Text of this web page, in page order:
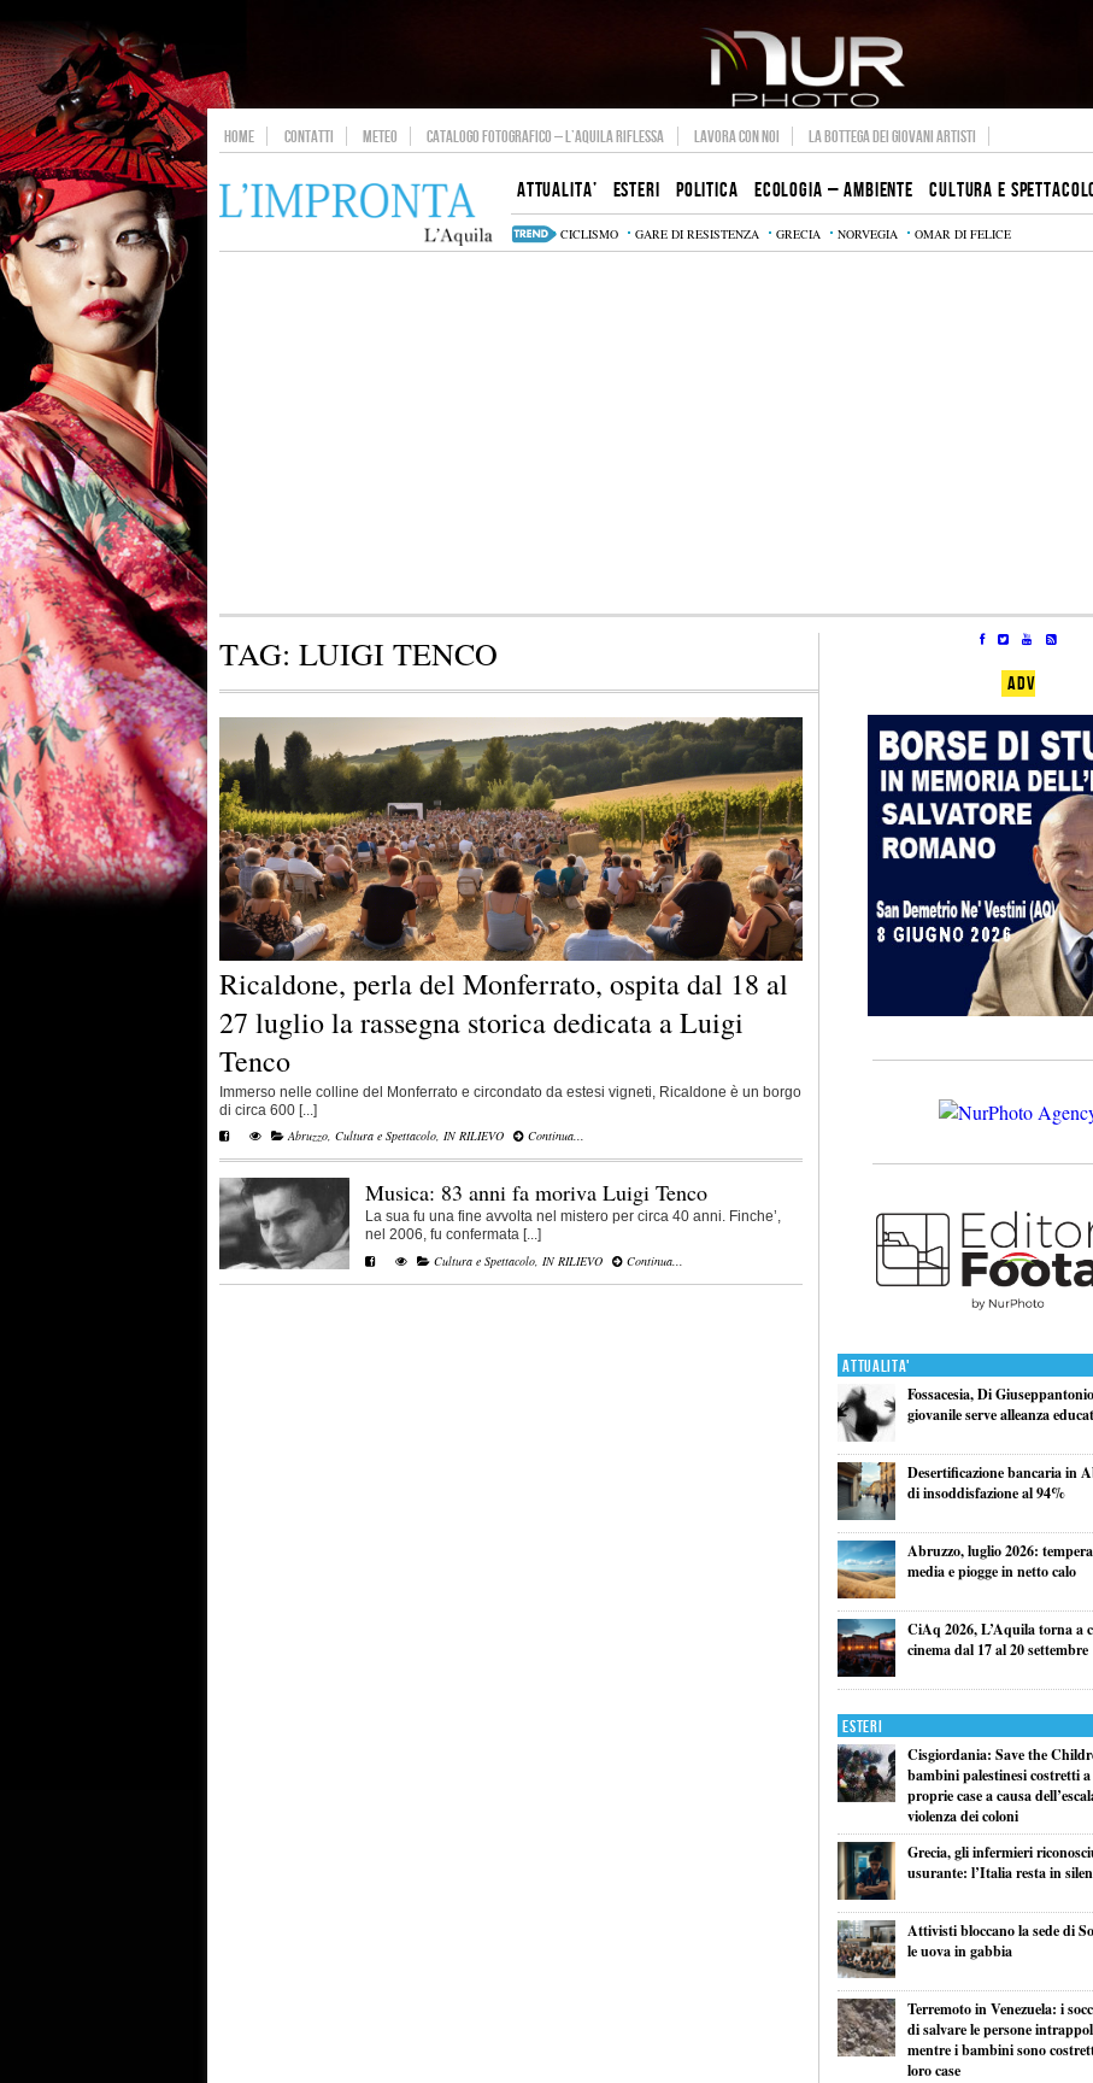
HOME CONTATTI METEO CATALOGO FOTOGRAFICO – L’AQUILA RIFLESSA LAVORA CON NOI LA BOTTEGA DEI GIOVANI ARTISTI
ATTUALITA’ ESTERI POLITICA ECOLOGIA – AMBIENTE CULTURA E
CICLISMO GARE DI RESISTENZA GRECIA NORVEGIA OMAR DI FELICE
TAG: LUIGI TENCO
Ricaldone, perla del Monferrato, ospita dal 18 al
27 luglio la rassegna storica dedicata a Luigi
Tenco
Immerso nelle colline del Monferrato e circondato da estesi vigneti, Ricaldone è un borgo
di circa 600 [...]
Abruzzo Cultura e Spettacolo IN RILIEVO Continua...
Musica: 83 anni fa moriva Luigi Tenco
La sua fu una fine avvolta nel mistero per circa 40 anni. Finche’,
nel 2006, fu confermata [...]
Cultura e Spettacolo IN RILIEVO Continua...
ADV
Attualita'
Fossacesia, Di
giovanile serve alleanza
Desertificazione bancaria in
di insoddisfazione al 94%
Abruzzo, luglio 2026:
media e piogge in netto calo
CiAq 2026, L’Aquila torna a
cinema dal 17 al 20 settembre
Esteri
Cisgiordania: Save the
bambini palestinesi costretti a
proprie case a causa
violenza dei coloni
Grecia, gli infermieri
usurante: l’Italia resta in
Attivisti bloccano la sede di
le uova in gabbia
Terremoto in Venezuela: i
di salvare le persone
mentre i bambini sono
loro case